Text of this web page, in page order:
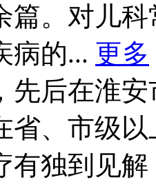
篇。对儿
病的... 更多
先后在淮
省、市级
有独到见